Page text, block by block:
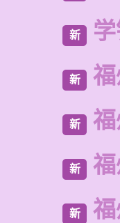
新
新
新
新
新